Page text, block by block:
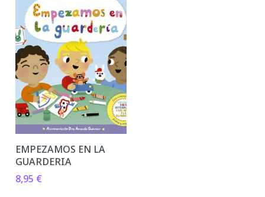
EMPEZAMOS EN LA
GUARDERIA
8,95 €